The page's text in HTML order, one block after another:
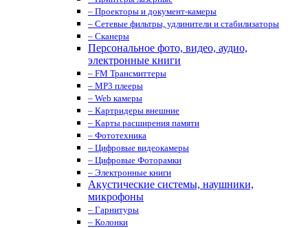
– Проекторы и документ-камеры
– Сетевые фильтры, удлинители и стабилизаторы
– Сканеры
Персональное фото, видео, аудио,
электронные книги
– FM Трансмиттеры
– MP3 плееры
– Web камеры
– Картридеры внешние
– Карты расширения памяти
– Фототехника
– Цифровые видеокамеры
– Цифровые Фоторамки
– Электронные книги
Акустические системы, наушники,
микрофоны
– Гарнитуры
– Колонки